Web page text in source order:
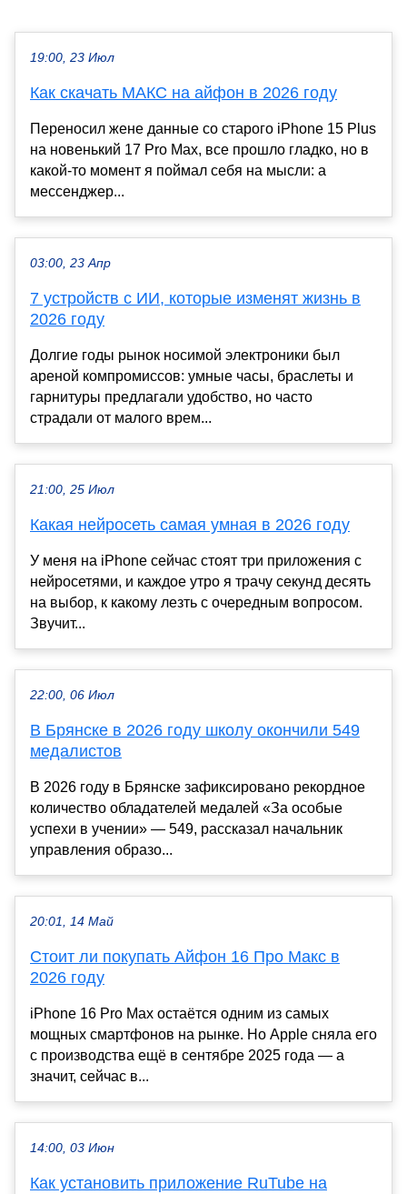
19:00, 23 Июл
Как скачать МАКС на айфон в 2026 году
Переносил жене данные со старого iPhone 15 Plus
на новенький 17 Pro Max, все прошло гладко, но в
какой-то момент я поймал себя на мысли: а
мессенджер...
03:00, 23 Апр
7 устройств с ИИ, которые изменят жизнь в
2026 году
Долгие годы рынок носимой электроники был
ареной компромиссов: умные часы, браслеты и
гарнитуры предлагали удобство, но часто
страдали от малого врем...
21:00, 25 Июл
Какая нейросеть самая умная в 2026 году
У меня на iPhone сейчас стоят три приложения с
нейросетями, и каждое утро я трачу секунд десять
на выбор, к какому лезть с очередным вопросом.
Звучит...
22:00, 06 Июл
В Брянске в 2026 году школу окончили 549
медалистов
В 2026 году в Брянске зафиксировано рекордное
количество обладателей медалей «За особые
успехи в учении» — 549, рассказал начальник
управления образо...
20:01, 14 Май
Стоит ли покупать Айфон 16 Про Макс в
2026 году
iPhone 16 Pro Max остаётся одним из самых
мощных смартфонов на рынке. Но Apple сняла его
с производства ещё в сентябре 2025 года — а
значит, сейчас в...
14:00, 03 Июн
Как установить приложение RuTube на